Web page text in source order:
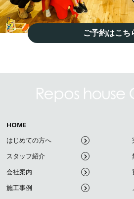
ご予約はこち
HOME
はじめての方へ
スタッフ紹介
会社案内
施工事例